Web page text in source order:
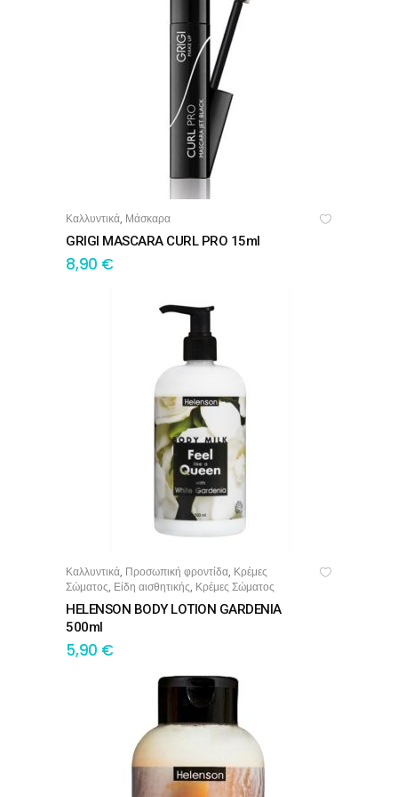
ΠΡΟΣΘΉΚΗ ΣΤΟ ΚΑΛΆΘΙ
Καλλυντικά, Μάσκαρα
GRIGI MASCARA CURL PRO 15ml
8,90 €
ΠΡΟΣΘΉΚΗ ΣΤΟ ΚΑΛΆΘΙ
Καλλυντικά, Προσωπική φροντίδα, Κρέμες
Σώματος, Είδη αισθητικής, Κρέμες Σώματος
HELENSON BODY LOTION GARDENIA
500ml
5,90 €